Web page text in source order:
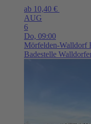
ab 10,40 €
AUG
6
Do, 09:00
Mörfelden-Walldorf
Badestelle